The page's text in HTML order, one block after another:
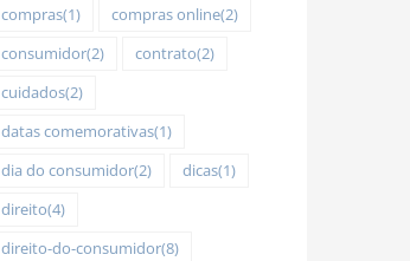
compras(1) compras online(2)
consumidor(2) contrato(2)
cuidados(2)
datas comemorativas(1)
dia do consumidor(2) dicas(1)
direito(4)
direito-do-consumidor(8)